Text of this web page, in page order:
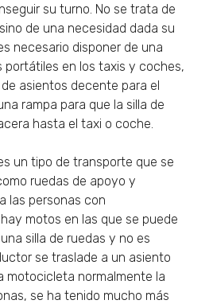
su turno. No se trata de
de una necesidad dada su
necesario disponer de una
portátiles en los taxis y coches,
asientos decente para el
rampa para que la silla de
hasta el taxi o coche.
un tipo de transporte que se
ruedas de apoyo y
las personas con
motos en las que se puede
silla de ruedas y no es
se traslade a un asiento
motocicleta normalmente la
se ha tenido mucho más